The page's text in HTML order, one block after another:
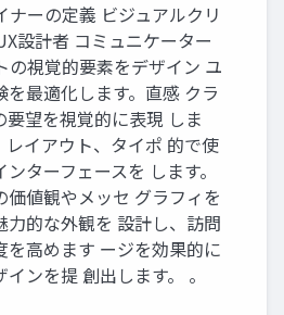
ナーの定義 ビジュアルクリ
設計者 コミュニケーター
の視覚的要素をデザイン ユ
を最適化します。直感 クラ
要望を視覚的に表現 しま
レイアウト、タイポ 的で使
ターフェースを します。
価値観やメッセ グラフィを
力的な外観を 設計し、訪問
を高めます ージを効果的に
ンを提 創出します。 。